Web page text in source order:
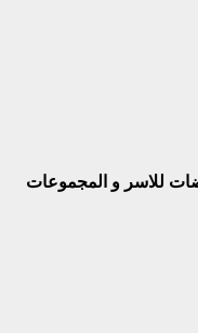
للاسر و المجموعات